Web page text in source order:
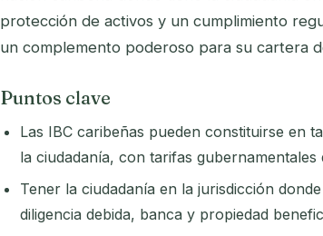
protección de activos y un cumplimiento
un complemento poderoso para su cartera
Puntos clave
Las IBC caribeñas pueden constituirse en
la ciudadanía, con tarifas gubernamentales
Tener la ciudadanía en la jurisdicción
diligencia debida, banca y propiedad